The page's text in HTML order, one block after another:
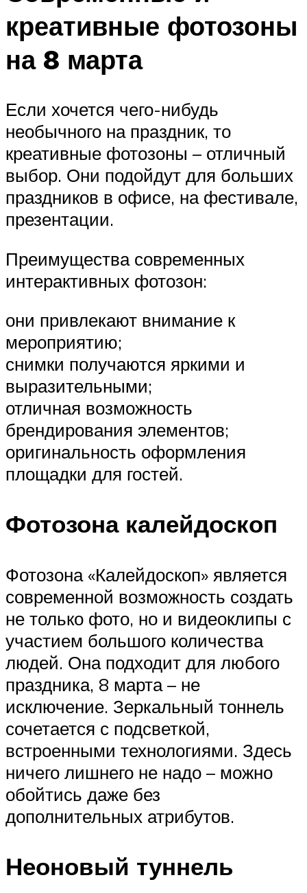
креативные фотозоны
на 8 марта
Если хочется чего-нибудь
необычного на праздник, то
креативные фотозоны – отличный
выбор. Они подойдут для больших
праздников в офисе, на фестивале,
презентации.
Преимущества современных
интерактивных фотозон:
они привлекают внимание к
мероприятию;
снимки получаются яркими и
выразительными;
отличная возможность
брендирования элементов;
оригинальность оформления
площадки для гостей.
Фотозона калейдоскоп
Фотозона «Калейдоскоп» является
современной возможность создать
не только фото, но и видеоклипы с
участием большого количества
людей. Она подходит для любого
праздника, 8 марта – не
исключение. Зеркальный тоннель
сочетается с подсветкой,
встроенными технологиями. Здесь
ничего лишнего не надо – можно
обойтись даже без
дополнительных атрибутов.
Неоновый туннель